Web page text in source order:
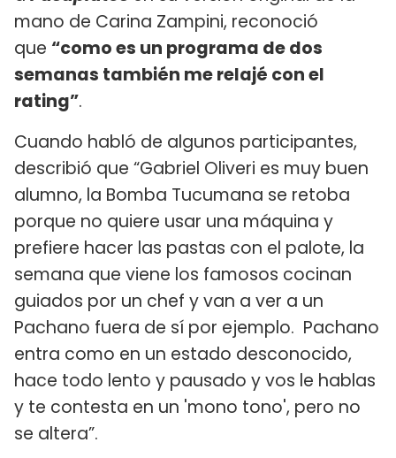
mano de Carina Zampini, reconoció
que “como es un programa de dos
semanas también me relajé con el
rating”.
Cuando habló de algunos participantes,
describió que “Gabriel Oliveri es muy buen
alumno, la Bomba Tucumana se retoba
porque no quiere usar una máquina y
prefiere hacer las pastas con el palote, la
semana que viene los famosos cocinan
guiados por un chef y van a ver a un
Pachano fuera de sí por ejemplo. Pachano
entra como en un estado desconocido,
hace todo lento y pausado y vos le hablas
y te contesta en un 'mono tono', pero no
se altera”.